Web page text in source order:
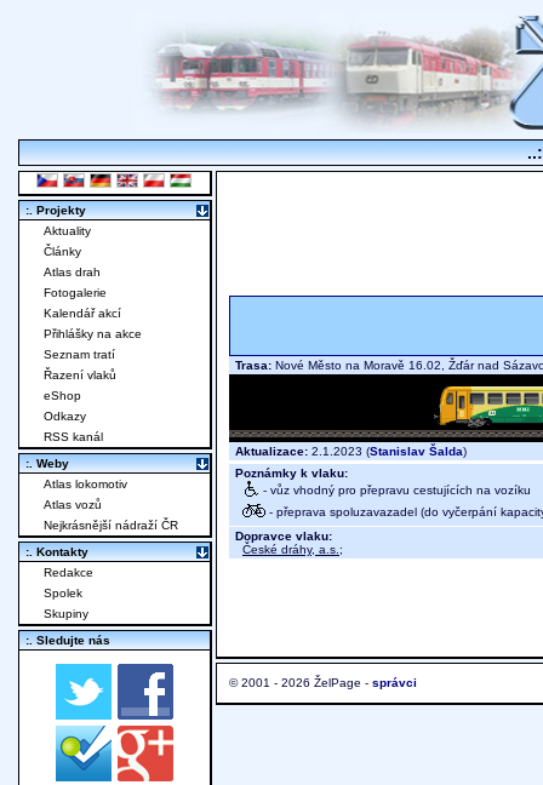
Trasa: Nové Město na Moravě 16.02, Žďár nad
Aktualizace: 2.1.2023 (Stanislav Šalda)
Poznámky k vlaku:
- vůz vhodný pro přepravu cestujících na vozíku
- přeprava spoluzavazadel (do vyčerpání
Dopravce vlaku:
České dráhy, a.s. ;
© 2001 - 2026 ŽelPage - správci
:. Projekty
Aktuality
Články
Atlas drah
Fotogalerie
Kalendář akcí
Přihlášky na akce
Seznam tratí
Řazení vlaků
eShop
Odkazy
RSS kanál
:. Weby
Atlas lokomotiv
Atlas vozů
Nejkrásnější nádraží ČR
:. Kontakty
Redakce
Spolek
Skupiny
:. Sledujte nás